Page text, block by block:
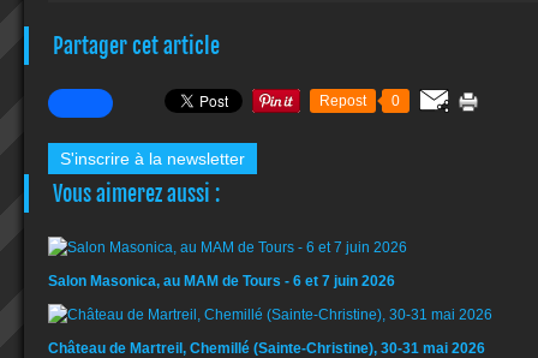
Partager cet article
Repost 0
S'inscrire à la newsletter
Vous aimerez aussi :
Salon Masonica, au MAM de Tours - 6 et 7 juin 2026
Château de Martreil, Chemillé (Sainte-Christine), 30-31 mai 2026